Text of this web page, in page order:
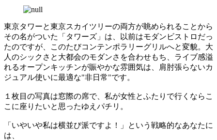
東京タワーと東京スカイツリーの両方が眺められることから
その名がついた「タワーズ」は、以前はモダンビストロだっ
たのですが、このたびコンテンポラリーグリルへと変貌。大
人のシックさと大都会のモダンさを合わせもち、ライブ感溢
れるオープンキッチンが賑やかな雰囲気は、肩肘張らないカ
ジュアル使いに最適な"非日常"です。
１枚目の写真は窓際の席で、私が女性とふたりで行くならこ
こに座りたいと思ったゆえパチリ。
「いやいや私は横並び派ですよ！」という戦略的なあなたに
は、